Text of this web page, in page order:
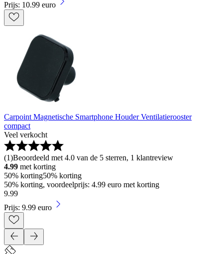
Prijs: 10.99 euro
Carpoint Magnetische Smartphone Houder Ventilatierooster
compact
Veel verkocht
(1)Beoordeeld met 4.0 van de 5 sterren, 1 klantreview
4.99 met korting
50% korting50% korting
50% korting, voordeelprijs: 4.99 euro met korting
9.99
Prijs: 9.99 euro